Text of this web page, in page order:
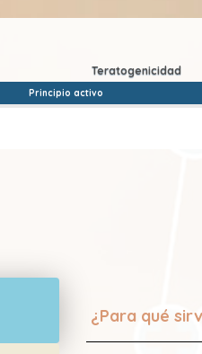
Principio activo
¿Para qué